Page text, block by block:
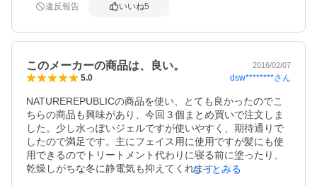
においも多少アロエ臭さ？はありますが、全く気になりま
違反報告 いいね5
このメーカーの商品は、良い。 2016/02/07
5.0 dsw********さん
NATUREREPUBLICの商品を使い、とても良かったのでこ
ちらの商品も興味があり、今回３個まとめ買いで注文しま
した。少し水っぽいジェルですが使いやすく、期待通りで
したので満足です。主にフェイス用に使用ですが髪にも使
用できるのでトリートメント代わりに寝る前に塗ったり、
乾燥しがちな冬に静電気も抑えてくれます。塗りたては、
もっとみる